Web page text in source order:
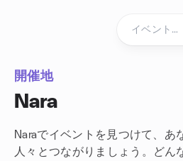
開催地
Nara
Naraでイベントを見つけて、あ
人々とつながりましょう。どん